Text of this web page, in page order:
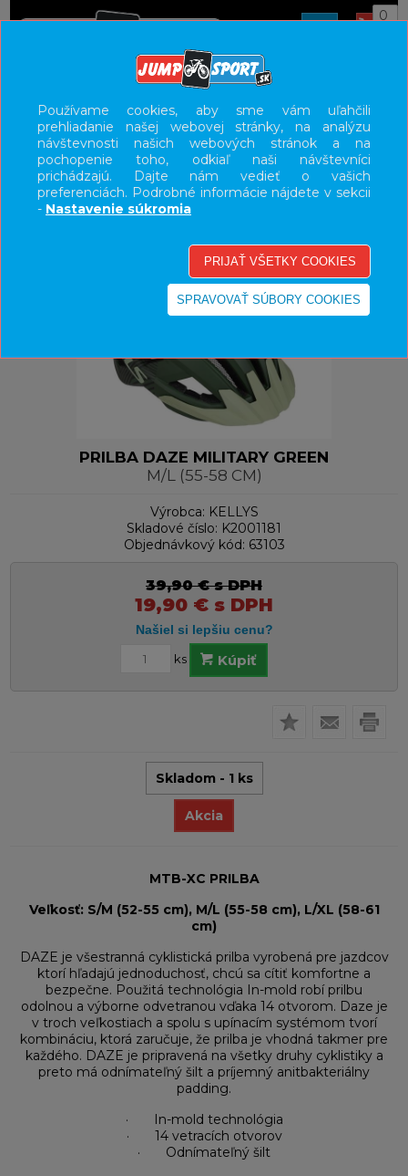
0
UŽÍVATEĽSKÝ PANEL
KATEGÓRIE
HLAVNÉ MENU
-50%
PRILBA DAZE MILITARY GREEN
M/L (55-58 CM)
Výrobca: KELLYS
Skladové číslo: K2001181
Objednávkový kód: 63103
39,90 €s DPH
19,90 € s DPH
ks Kúpiť
Skladom - 1 ks
Akcia
MTB-XC PRILBA
Veľkosť: S/M (52-55 cm), M/L (55-58 cm), L/XL (58-61
cm)
DAZE je všestranná cyklistická prilba vyrobená pre jazdcov
ktorí hľadajú jednoduchosť, chcú sa cítiť komfortne a
bezpečne. Použitá technológia In-mold robí prilbu
odolnou a výborne odvetranou vďaka 14 otvorom. Daze je
v troch veľkostiach a spolu s upínacím systémom tvorí
kombináciu, ktorá zaručuje, že prilba je vhodná takmer pre
každého. DAZE je pripravená na všetky druhy cyklistiky a
preto má odnímateľný šilt a príjemný anitbakteriálny
padding.
· In-mold technológia
· 14 vetracích otvorov
· Odnímateľný šilt
Používame cookies, aby sme vám uľahčili
prehliadanie našej webovej stránky, na analýzu
návštevnosti našich webových stránok a na
pochopenie toho, odkiaľ naši návštevníci
prichádzajú. Dajte nám vedieť o vašich
preferenciách. Podrobné informácie nájdete v sekcii
- Nastavenie súkromia